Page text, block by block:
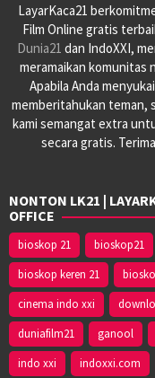
LayarKaca21
Film Online gratis
Dunia21 dan IndoXXI,
meramaikan komunitas
Apabila Anda
memberitahukan teman,
kami semangat extra
secara gratis.
NONTON LK21 |
OFFICE
bioskop 21 bioskop21
bioskop keren 21
cinema indo xxi
duniafilm21
ganool
indo xxi
indoxxi.com